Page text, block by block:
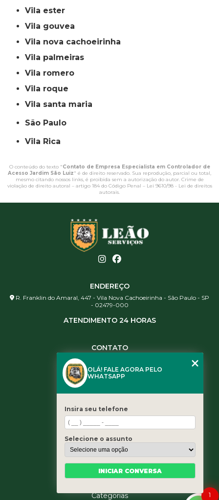
vila ester
vila gouvea
vila nova cachoeirinha
vila palmeiras
vila romero
vila roque
vila santa maria
São Paulo
Vila Rica
O conteúdo do texto "Contato de Empresa Especialista em Controlador de
Acesso Jardim São Luiz" é de direito reservado. Sua reprodução, parcial ou total,
mesmo citando nossos links, é proibida sem a autorização do autor. Crime de
violação de direito autoral – artigo 184 do Código Penal – Lei 9610/98 - Lei de direitos
autorais.
ENDEREÇO
R. Franklin do Amaral, 447 - Vila Nova Cachoeirinha - São Paulo - SP
- 02479-000
ATENDIMENTO 24 HORAS
CONTATO
(11) 3461-5871
contato@leaoservicos.com.br
Home
Quem somos
Serviços
Blog
Categorias
1
OLÁ! FALE AGORA PELO
WHATSAPP
Insira seu telefone
Selecione o assunto
INICIAR CONVERSA